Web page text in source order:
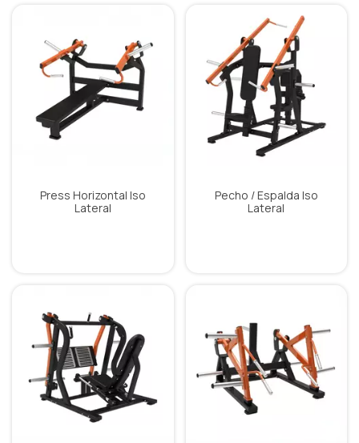
Press Horizontal Iso
Lateral
Pecho / Espalda Iso
Lateral